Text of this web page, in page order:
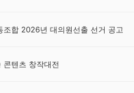
합 2026년 대의원선출 선거 공고
텐츠 창작대전